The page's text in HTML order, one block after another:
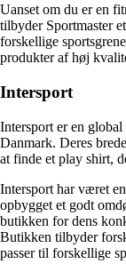
Uanset om du er en
tilbyder Sportmaster
forskellige
produkter af høj
Intersport
Intersport er en
Danmark. Deres
at finde et play shirt,
Intersport har været
opbygget et godt
butikken for dens
Butikken tilbyder
passer til forskellige